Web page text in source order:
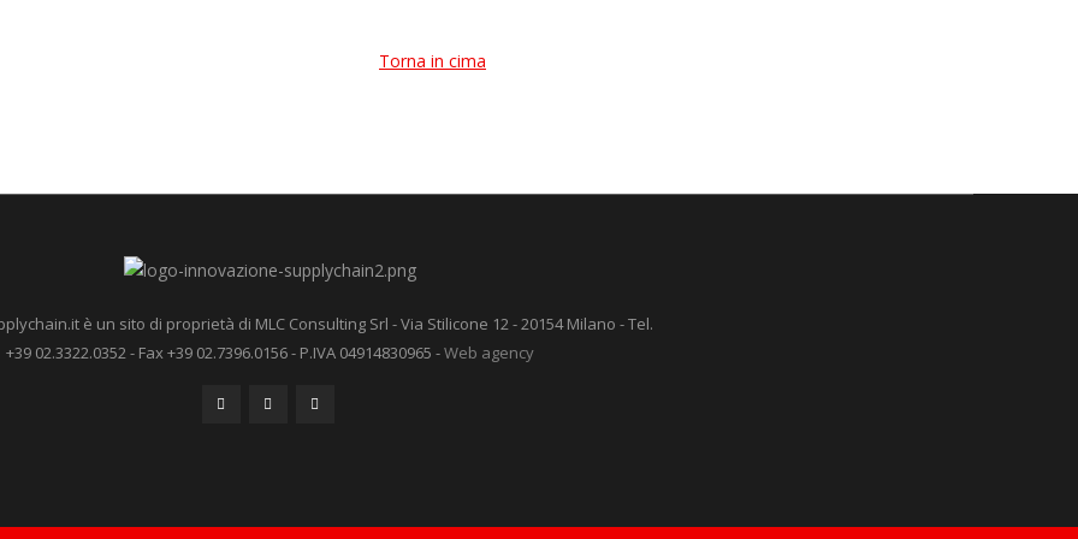
Torna in cima
è un sito di proprietà di MLC Consulting Srl - Via Stilicone 12 - 20154 Milano - Tel.
+39 02.3322.0352 - Fax +39 02.7396.0156 - P.IVA 04914830965 -Web agency